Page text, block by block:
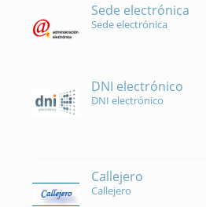
Sede electrónica
Sede electrónica
DNI electrónico
DNI electrónico
Callejero
Callejero